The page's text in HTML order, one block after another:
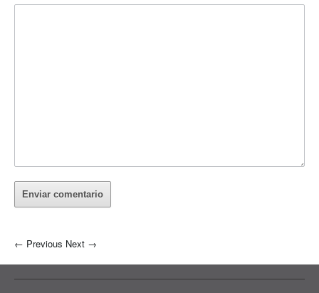
← Previous Next →